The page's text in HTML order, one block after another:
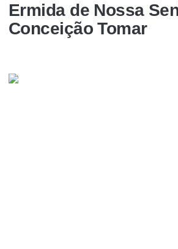
Ermida de Nossa
Conceição Tomar